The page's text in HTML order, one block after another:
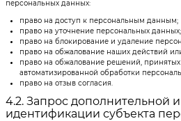
персональных данных:
право на доступ к персональным данным;
право на уточнение персональных данных;
право на блокирование и удаление
право на обжалование наших действий
право на обжалование решений,
автоматизированной обработки
право на отзыв согласия.
4.2. Запрос дополнительной
идентификации субъекта